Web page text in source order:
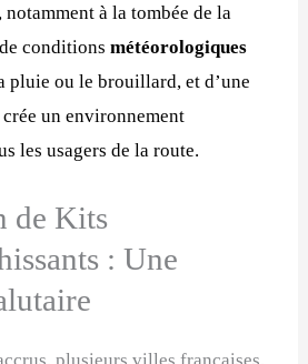
notamment à la tombée de la
conditionsmétéorologiques
pluie ou le brouillard, et d’une
un environnement
les usagers de la route.
de Kits
: Une